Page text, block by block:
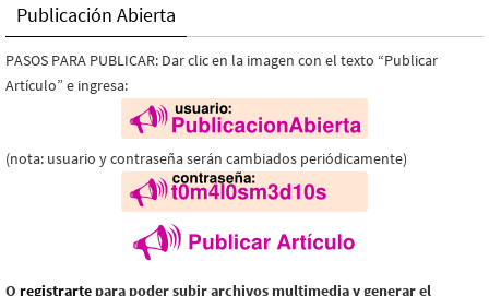
Publicación Abierta
PASOS PARA PUBLICAR: Dar clic en la imagen con el texto “Publicar
Artículo” e ingresa:
(nota: usuario y contraseña serán cambiados periódicamente)
O registrarte para poder subir archivos multimedia y generar el